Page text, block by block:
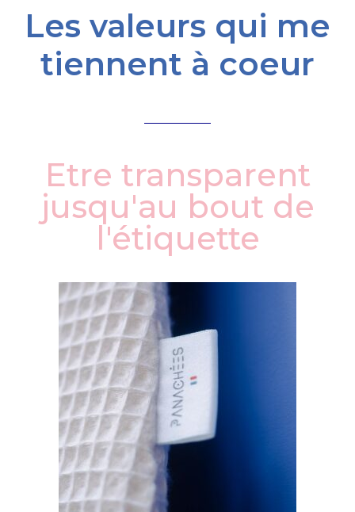
Les valeurs qui me
tiennent à coeur
Etre transparent
jusqu'au bout de
l'étiquette